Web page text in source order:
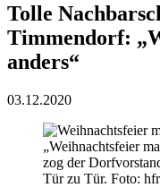
Tolle
Timmendorf:
anders“
03.12.2020
„Weihnachtsfeier
zog der
Tür zu Tür. Foto: hfr